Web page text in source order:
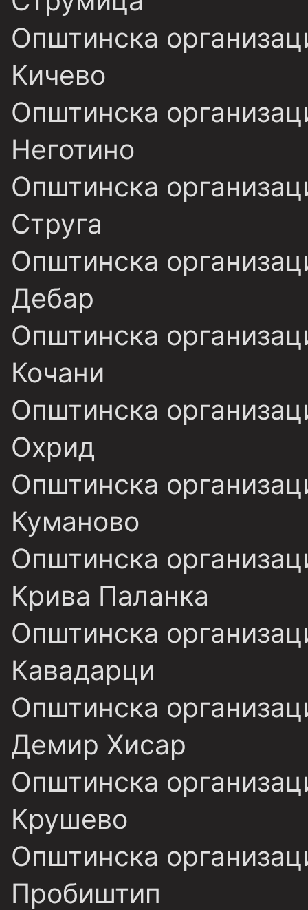
Општинска
Кичево
Општинска
Неготино
Општинска
Струга
Општинска
Дебар
Општинска
Кочани
Општинска
Охрид
Општинска
Куманово
Општинска
Крива Паланка
Општинска
Кавадарци
Општинска
Демир Хисар
Општинска
Крушево
Општинска
Пробиштип